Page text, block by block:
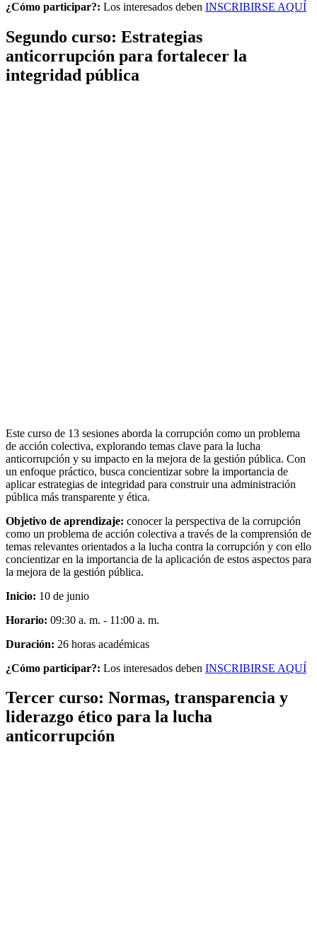
¿Cómo participar?: Los interesados deben INSCRIBIRSE AQUÍ
Segundo curso: Estrategias
anticorrupción para fortalecer la
integridad pública
Este curso de 13 sesiones aborda la corrupción como un problema
de acción colectiva, explorando temas clave para la lucha
anticorrupción y su impacto en la mejora de la gestión pública. Con
un enfoque práctico, busca concientizar sobre la importancia de
aplicar estrategias de integridad para construir una administración
pública más transparente y ética.
Objetivo de aprendizaje: conocer la perspectiva de la corrupción
como un problema de acción colectiva a través de la comprensión de
temas relevantes orientados a la lucha contra la corrupción y con ello
concientizar en la importancia de la aplicación de estos aspectos para
la mejora de la gestión pública.
Inicio: 10 de junio
Horario: 09:30 a. m. - 11:00 a. m.
Duración: 26 horas académicas
¿Cómo participar?: Los interesados deben INSCRIBIRSE AQUÍ
Tercer curso: Normas, transparencia y
liderazgo ético para la lucha
anticorrupción